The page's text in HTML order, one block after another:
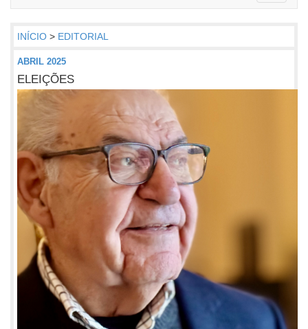
INÍCIO > EDITORIAL
ABRIL 2025
ELEIÇÕES